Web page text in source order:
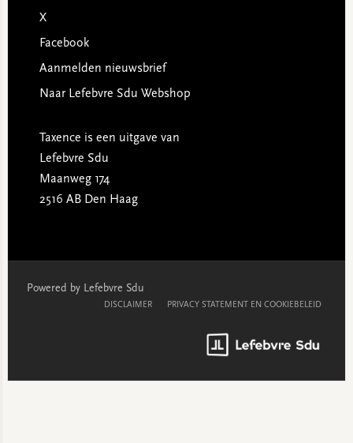
X
Facebook
Aanmelden nieuwsbrief
Naar Lefebvre Sdu Webshop
Taxence is een uitgave van
Lefebvre Sdu
Maanweg 174
2516 AB Den Haag
Powered by Lefebvre Sdu
DISCLAIMER PRIVACY STATEMENT EN COOKIEBELEID